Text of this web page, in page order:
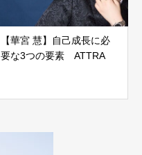
【華宮 慧】自己成長に必
要な3つの要素 ATTRA